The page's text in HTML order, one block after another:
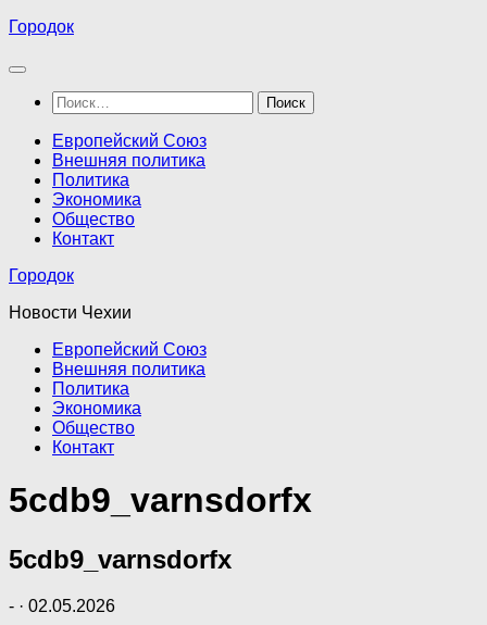
Перейти
содержимому
Городок
Найти:
Европейский Союз
Внешняя политика
Политика
Экономика
Общество
Контакт
Городок
Новости Чехии
Европейский Союз
Внешняя политика
Политика
Экономика
Общество
Контакт
5cdb9_varnsdorfx
5cdb9_varnsdorfx
- · 02.05.2026